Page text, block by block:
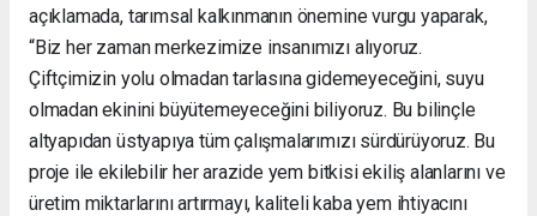
açıklamada, tarımsal kalkınmanın önemine vurgu yaparak,
“Biz her zaman merkezimize insanımızı alıyoruz.
Çiftçimizin yolu olmadan tarlasına gidemeyeceğini, suyu
olmadan ekinini büyütemeyeceğini biliyoruz. Bu bilinçle
altyapıdan üstyapıya tüm çalışmalarımızı sürdürüyoruz. Bu
proje ile ekilebilir her arazide yem bitkisi ekiliş alanlarını ve
üretim miktarlarını artırmayı, kaliteli kaba yem ihtiyacını